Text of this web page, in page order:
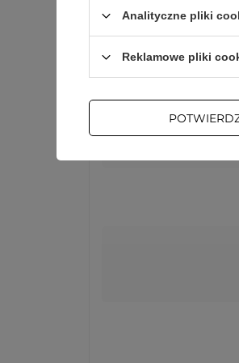
Podmiot
Analityczne pliki
Reklamowe pliki